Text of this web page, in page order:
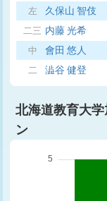
左 久保山 智伎
二三 内藤 光希
中 會田 悠人
二 澁谷 健登
北海道教育大
ン